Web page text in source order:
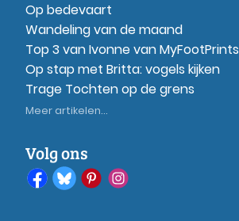
Op bedevaart
Wandeling van de maand
Top 3 van Ivonne van MyFootPrints
Op stap met Britta: vogels kijken
Trage Tochten op de grens
Meer artikelen...
Volg ons